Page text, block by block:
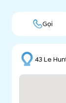
Gọi
43 Le